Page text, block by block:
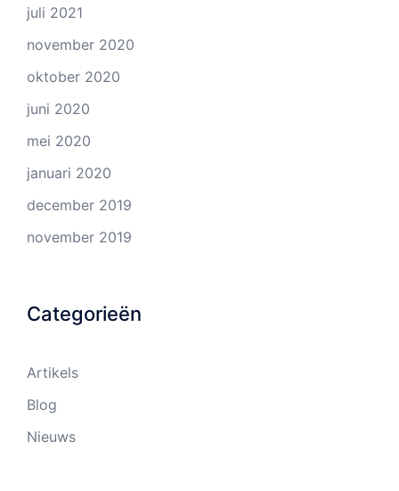
juli 2021
november 2020
oktober 2020
juni 2020
mei 2020
januari 2020
december 2019
november 2019
Categorieën
Artikels
Blog
Nieuws